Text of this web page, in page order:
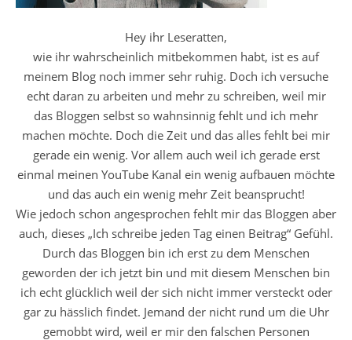
Hey ihr Leseratten,
wie ihr wahrscheinlich mitbekommen habt, ist es auf
meinem Blog noch immer sehr ruhig. Doch ich versuche
echt daran zu arbeiten und mehr zu schreiben, weil mir
das Bloggen selbst so wahnsinnig fehlt und ich mehr
machen möchte. Doch die Zeit und das alles fehlt bei mir
gerade ein wenig. Vor allem auch weil ich gerade erst
einmal meinen YouTube Kanal ein wenig aufbauen möchte
und das auch ein wenig mehr Zeit beansprucht!
Wie jedoch schon angesprochen fehlt mir das Bloggen aber
auch, dieses „Ich schreibe jeden Tag einen Beitrag“ Gefühl.
Durch das Bloggen bin ich erst zu dem Menschen
geworden der ich jetzt bin und mit diesem Menschen bin
ich echt glücklich weil der sich nicht immer versteckt oder
gar zu hässlich findet. Jemand der nicht rund um die Uhr
gemobbt wird, weil er mir den falschen Personen